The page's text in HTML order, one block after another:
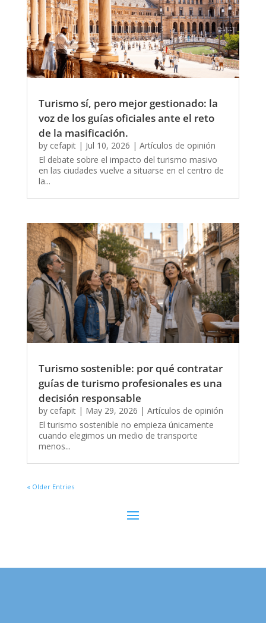
Turismo sí, pero mejor gestionado: la
voz de los guías oficiales ante el reto
de la masificación.
by cefapit| Jul 10, 2026 | Artículos de opinión
El debate sobre el impacto del turismo masivo
en las ciudades vuelve a situarse en el centro de
la...
Turismo sostenible: por qué contratar
guías de turismo profesionales es una
decisión responsable
by cefapit| May 29, 2026 | Artículos de opinión
El turismo sostenible no empieza únicamente
cuando elegimos un medio de transporte
menos...
« Older Entries